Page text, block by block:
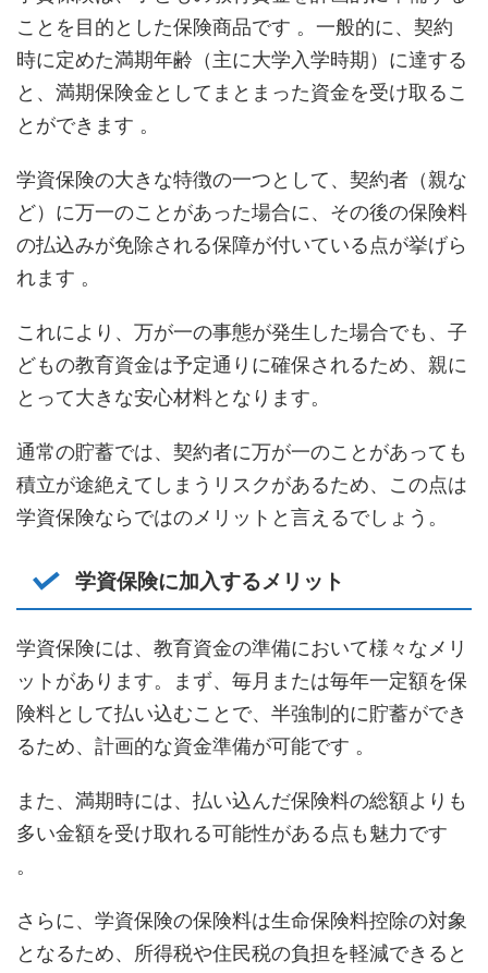
ことを目的とした保険商品です 。一般的に、契約
時に定めた満期年齢（主に大学入学時期）に達する
と、満期保険金としてまとまった資金を受け取るこ
とができます 。
学資保険の大きな特徴の一つとして、契約者（親な
ど）に万一のことがあった場合に、その後の保険料
の払込みが免除される保障が付いている点が挙げら
れます 。
これにより、万が一の事態が発生した場合でも、子
どもの教育資金は予定通りに確保されるため、親に
とって大きな安心材料となります。
通常の貯蓄では、契約者に万が一のことがあっても
積立が途絶えてしまうリスクがあるため、この点は
学資保険ならではのメリットと言えるでしょう。
学資保険に加入するメリット
学資保険には、教育資金の準備において様々なメリ
ットがあります。まず、毎月または毎年一定額を保
険料として払い込むことで、半強制的に貯蓄ができ
るため、計画的な資金準備が可能です 。
また、満期時には、払い込んだ保険料の総額よりも
多い金額を受け取れる可能性がある点も魅力です
。
さらに、学資保険の保険料は生命保険料控除の対象
となるため、所得税や住民税の負担を軽減できると